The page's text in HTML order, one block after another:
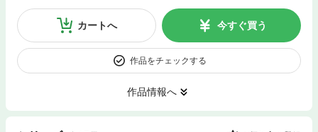
カートへ 今すぐ買う
作品をチェックする
作品情報へ